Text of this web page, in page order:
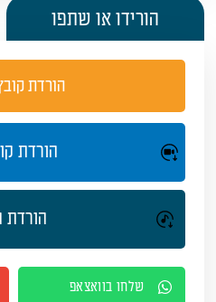
הורידו או שתפו
הורדת
הורדת
הורדת
שלחו בוואצאפ